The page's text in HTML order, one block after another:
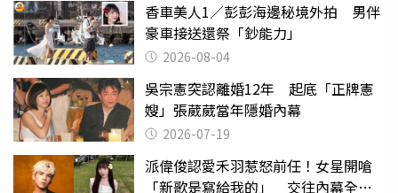
香車美人1／彭彭海邊秘境外拍 男伴
豪車接送還祭「鈔能力」
2026-08-04
吳宗憲突認離婚12年 起底「正牌憲
嫂」張葳葳當年隱婚內幕
2026-07-19
派偉俊認愛禾羽惹怒前任！女星開嗆
「新歌是寫給我的」 交往內幕全說